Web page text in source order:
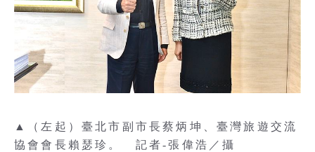
▲（左起）臺北市副市長蔡炳坤、臺灣旅遊交流
協會會長賴瑟珍。 記者-張偉浩／攝